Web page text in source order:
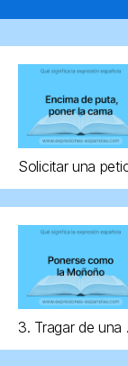
Solicitar una
3. Tragar de una